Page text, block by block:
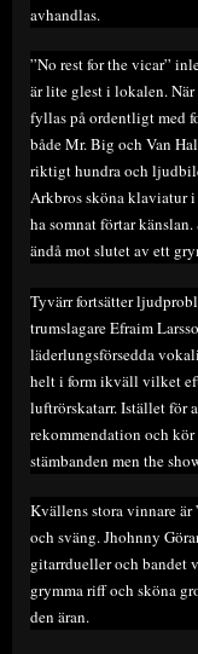
avhandlas.
”No rest for the vicar”
är lite glest i lokalen.
fyllas på ordentligt med
både Mr. Big och Van
riktigt hundra och
Arkbros sköna klaviatur
ha somnat förtar
ändå mot slutet av ett
Tyvärr fortsätter
trumslagare Efraim
läderlungsförsedda
helt i form ikväll vilket
luftrörskatarr. Istället för
rekommendation och kör
stämbanden men the
Kvällens stora vinnare är
och sväng. Jhohnny
gitarrdueller och bandet
grymma riff och sköna
den äran.